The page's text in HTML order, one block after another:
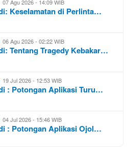
07 Agu 2026 - 14:09 WIB
Keselamatan di Perlinta…
06 Agu 2026 - 02:22 WIB
Tentang Tragedy Kebakar…
19 Jul 2026 - 12:53 WIB
: Potongan Aplikasi Turu…
04 Jul 2026 - 15:46 WIB
: Potongan Aplikasi Ojol…